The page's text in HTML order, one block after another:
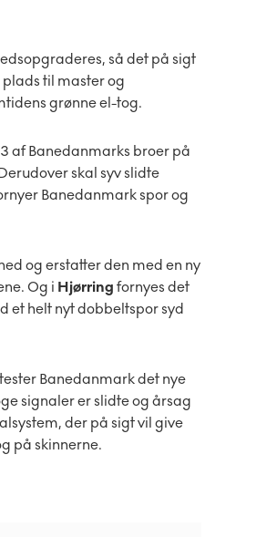
så det på sigt
til master og
grønne el-tog.
af Banedanmarks broer på
skal syv slidte
Banedanmark spor og
og erstatter den med en ny
Og i Hjørring fornyes det
et helt nyt dobbeltspor syd
tester Banedanmark det nye
signaler er slidte og årsag
der på sigt vil give
på skinnerne.